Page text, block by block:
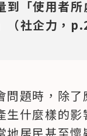
到「使用者
（社企力，
問題時，除
生什麼樣的